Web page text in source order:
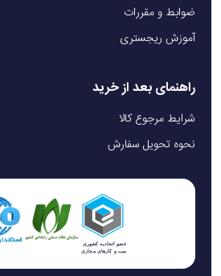
کمپینگ و شکار است؟
بله این ست ابزار کاملا مناسب کمپینگ و
ضوابط و مقررات
آموزش ریجستری
راهنمای بعد از خرید
شرایط مرجوع کالا
نحوه تحویل سفارش